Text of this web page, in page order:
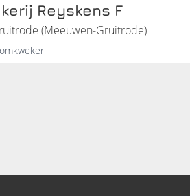
Reyskens F
(Meeuwen-Gruitrode)